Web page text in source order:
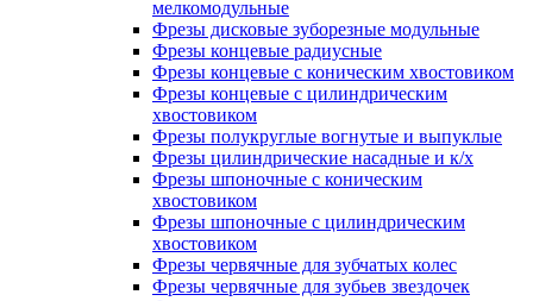
мелкомодульные
Фрезы дисковые зуборезные модульные
Фрезы концевые радиусные
Фрезы концевые с коническим хвостовиком
Фрезы концевые с цилиндрическим
хвостовиком
Фрезы полукруглые вогнутые и выпуклые
Фрезы цилиндрические насадные и к/х
Фрезы шпоночные с коническим
хвостовиком
Фрезы шпоночные с цилиндрическим
хвостовиком
Фрезы червячные для зубчатых колес
Фрезы червячные для зубьев звездочек